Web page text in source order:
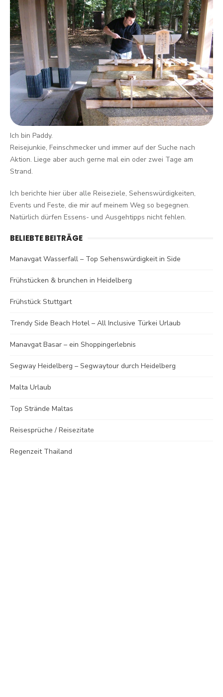
Ich bin Paddy.
Reisejunkie, Feinschmecker und immer auf der Suche nach
Aktion. Liege aber auch gerne mal ein oder zwei Tage am
Strand.
Ich berichte hier über alle Reiseziele, Sehenswürdigkeiten,
Events und Feste, die mir auf meinem Weg so begegnen.
Natürlich dürfen Essens- und Ausgehtipps nicht fehlen.
BELIEBTE BEITRÄGE
Manavgat Wasserfall – Top Sehenswürdigkeit in Side
Frühstücken & brunchen in Heidelberg
Frühstück Stuttgart
Trendy Side Beach Hotel – All Inclusive Türkei Urlaub
Manavgat Basar – ein Shoppingerlebnis
Segway Heidelberg – Segwaytour durch Heidelberg
Malta Urlaub
Top Strände Maltas
Reisesprüche / Reisezitate
Regenzeit Thailand